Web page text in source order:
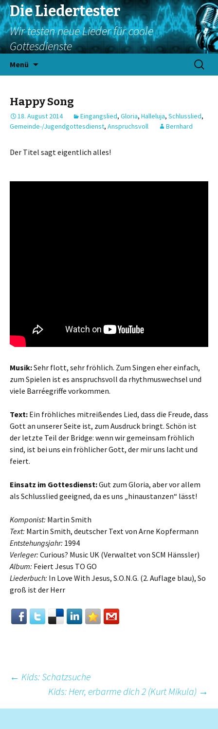
Die Liedertester
Wir testen neue Lieder für coole
Gottesdienste
Menü
Suchen
nach:
Happy Song
18. August 2014 Eingangslied, Gloria, Halleluja, Schlusslied,
Gemeinde-/Jugendgottesdienst, Anspruchsvoll Bernhard
Der Titel sagt eigentlich alles!
Musik:Sehr flott, sehr fröhlich. Zum Singen eher einfach,
zum Spielen ist es anspruchsvoll da rhythmuswechsel und
viele Barréegriffe vorkommen.
Text: Ein fröhliches mitreißendes Lied, dass die Freude, dass
Gott an unserer Seite ist, zum Ausdruck bringt. Schön ist
der letzte Teil der Bridge: wenn wir gemeinsam fröhlich
sind, ist bei uns ein fröhlicher Gott, der mir uns lacht und
feiert.
Einsatz im Gottesdienst:Gut zum Gloria, aber vor allem
als Schlusslied geeigned, da es uns „hinaustanzen“ lässt!
Komponist: Martin Smith
Text: Martin Smith, deutscher Text von Arne Kopfermann
Entstehungsjahr: 1994
Verleger: Curious? Music UK (Verwaltet von SCM Hänssler)
Album: Feiert Jesus TO GO
Liederbuch: In Love With Jesus, S.O.N.G. (2. Auflage blau), So
groß ist der Herr
Beitrags-
Navigation
← Kids: Schatzsuche
Kids: Herr, erbarme dich 2 (Kurt Mikula) →